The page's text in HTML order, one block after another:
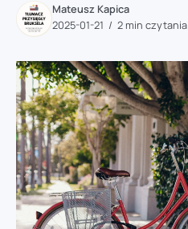
Mateusz Kapica
2025-01-21
2 min czytania